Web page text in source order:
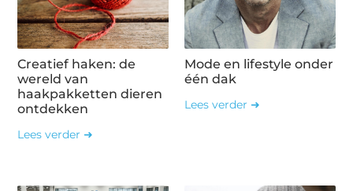
Creatief haken: de
wereld van
haakpakketten dieren
ontdekken
Lees verder ➜
Mode en lifestyle onder
één dak
Lees verder ➜